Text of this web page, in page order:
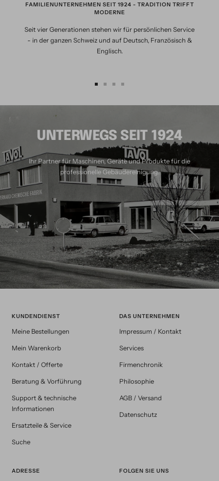
FAMILIENUNTERNEHMEN SEIT 1924 - TRADITION TRIFFT
MODERNE
Seit vier Generationen stehen wir für persönlichen Service
- in der ganzen Schweiz und auf Deutsch, Französisch &
Englisch.
UNTERWEGS SEIT 1924
Ihr Partner für Maschinen, Geräte und Produkte für die
professionelle Gebäudereinigung.
KUNDENDIENST
Meine Bestellungen
Mein Warenkorb
Kontakt / Offerte
Beratung & Vorführung
Support & technische
Informationen
Ersatzteile & Service
Suche
DAS UNTERNEHMEN
Impressum / Kontakt
Services
Firmenchronik
Philosophie
AGB / Versand
Datenschutz
ADRESSE FOLGEN SIE UNS